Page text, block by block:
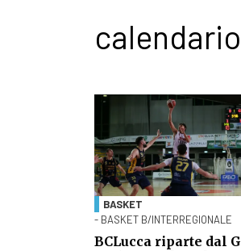
calendario
BASKET
- BASKET B/INTERREGIONALE
BCLucca riparte dal